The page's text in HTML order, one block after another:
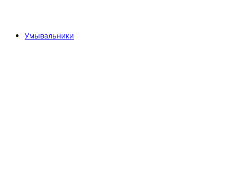
Умывальники